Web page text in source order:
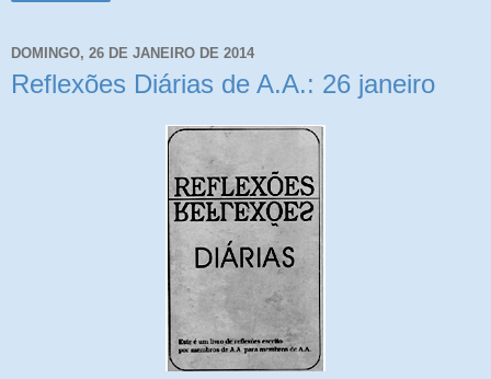
DOMINGO, 26 DE JANEIRO DE 2014
Reflexões Diárias de A.A.: 26 janeiro